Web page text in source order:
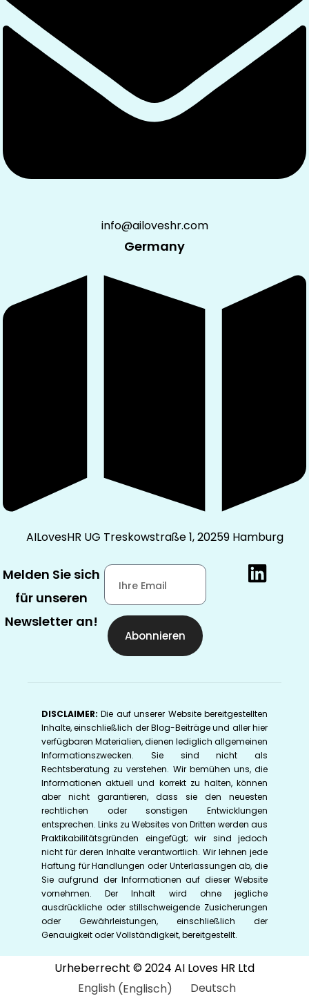
info@ailoveshr.com
Germany
AILovesHR UG Treskowstraße 1, 20259 Hamburg
Melden Sie sich
für unseren
Newsletter an!
Abonnieren
DISCLAIMER:Die auf unserer Website bereitgestellten
Inhalte, einschließlich der Blog-Beiträge und aller hier
verfügbaren Materialien, dienen lediglich allgemeinen
Informationszwecken. Sie sind nicht als
Rechtsberatung zu verstehen. Wir bemühen uns, die
Informationen aktuell und korrekt zu halten, können
aber nicht garantieren, dass sie den neuesten
rechtlichen oder sonstigen Entwicklungen
entsprechen. Links zu Websites von Dritten werden aus
Praktikabilitätsgründen eingefügt; wir sind jedoch
nicht für deren Inhalte verantwortlich. Wir lehnen jede
Haftung für Handlungen oder Unterlassungen ab, die
Sie aufgrund der Informationen auf dieser Website
vornehmen. Der Inhalt wird ohne jegliche
ausdrückliche oder stillschweigende Zusicherungen
oder Gewährleistungen, einschließlich der
Genauigkeit oder Vollständigkeit, bereitgestellt.
Urheberrecht © 2024 AI Loves HR Ltd
English(Englisch) Deutsch